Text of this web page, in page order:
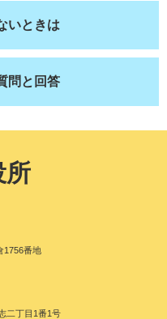
いときは
問と回答
所
1756番地
二丁目1番1号